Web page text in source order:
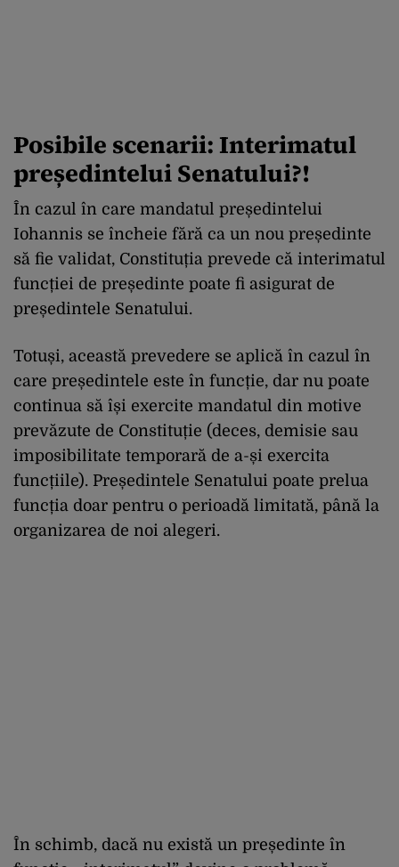
Posibile scenarii: Interimatul
președintelui Senatului?!
În cazul în care mandatul președintelui
Iohannis se încheie fără ca un nou președinte
să fie validat, Constituția prevede că interimatul
funcției de președinte poate fi asigurat de
președintele Senatului.
Totuși, această prevedere se aplică în cazul în
care președintele este în funcție, dar nu poate
continua să își exercite mandatul din motive
prevăzute de Constituție (deces, demisie sau
imposibilitate temporară de a-și exercita
funcțiile). Președintele Senatului poate prelua
funcția doar pentru o perioadă limitată, până la
organizarea de noi alegeri.
În schimb, dacă nu există un președinte în